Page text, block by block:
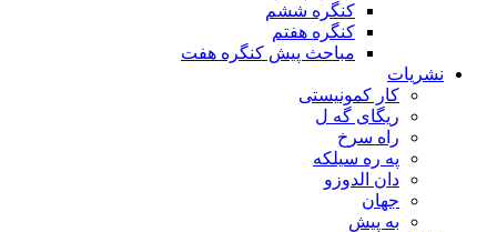
کنگره ششم
کنگره هفتم
مباحث پیش کنگره هفت
نشریات
کار کمونیستی
ریگای گه ل
راه سرخ
په ره سیلکه
دان الدوزو
جهان
به پیش